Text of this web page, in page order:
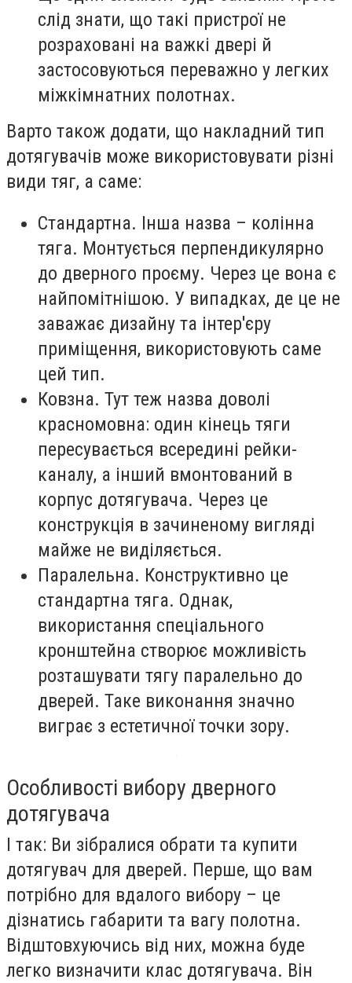
слід знати, що такі пристрої не
розраховані на важкі двері й
застосовуються переважно у легких
міжкімнатних полотнах.
Варто також додати, що накладний тип
дотягувачів може використовувати різні
види тяг, а саме:
Стандартна. Інша назва – колінна
тяга. Монтується перпендикулярно
до дверного проєму. Через це вона є
найпомітнішою. У випадках, де це не
заважає дизайну та інтер'єру
приміщення, використовують саме
цей тип.
Ковзна. Тут теж назва доволі
красномовна: один кінець тяги
пересувається всередині рейки-
каналу, а інший вмонтований в
корпус дотягувача. Через це
конструкція в зачиненому вигляді
майже не виділяється.
Паралельна. Конструктивно це
стандартна тяга. Однак,
використання спеціального
кронштейна створює можливість
розташувати тягу паралельно до
дверей. Таке виконання значно
виграє з естетичної точки зору.
Особливості вибору дверного
дотягувача
І так: Ви зібралися обрати та купити
дотягувач для дверей. Перше, що вам
потрібно для вдалого вибору – це
дізнатись габарити та вагу полотна.
Відштовхуючись від них, можна буде
легко визначити клас дотягувача. Він